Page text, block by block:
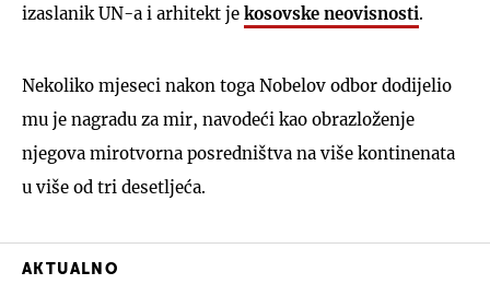
izaslanik UN-a i arhitekt je kosovske neovisnosti.
Nekoliko mjeseci nakon toga Nobelov odbor dodijelio
mu je nagradu za mir, navodeći kao obrazloženje
njegova mirotvorna posredništva na više kontinenata
u više od tri desetljeća.
AKTUALNO